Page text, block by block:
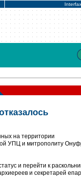
на территории
УПЦ и митрополиту
и перейти к
и секретарей